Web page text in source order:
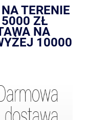
TERENIE
5000 ZŁ
NA
10000